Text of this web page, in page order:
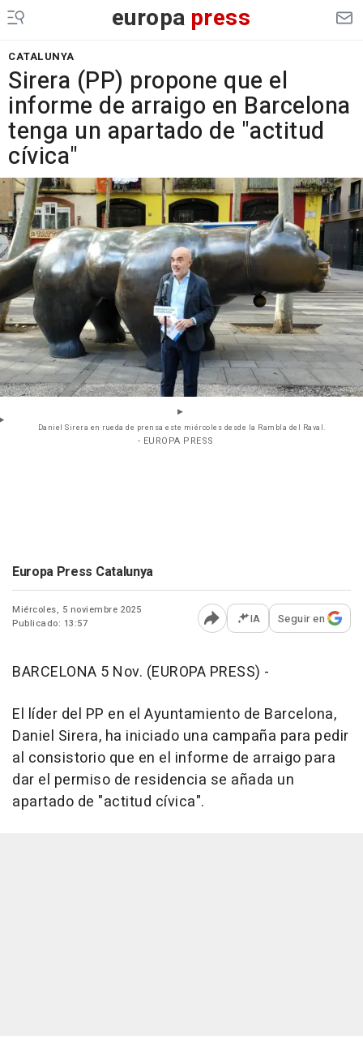
europa press
CATALUNYA
Sirera (PP) propone que el
informe de arraigo en Barcelona
tenga un apartado de "actitud
cívica"
Daniel Sirera en rueda de prensa este miércoles desde la Rambla del Raval.
- EUROPA PRESS
Europa Press Catalunya
Miércoles, 5 noviembre 2025
Publicado: 13:57
Abrir opciones para
IA Seguir en
BARCELONA 5 Nov. (EUROPA PRESS) -
El líder del PP en el Ayuntamiento de Barcelona,
Daniel Sirera, ha iniciado una campaña para pedir
al consistorio que en el informe de arraigo para
dar el permiso de residencia se añada un
apartado de "actitud cívica".